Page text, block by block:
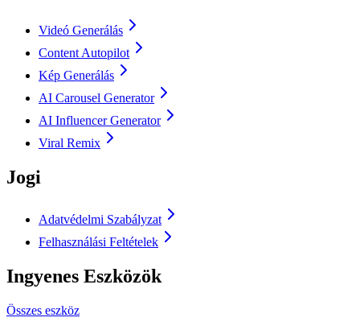
Videó Generálás
Content Autopilot
Kép Generálás
AI Carousel Generator
AI Influencer Generator
Viral Remix
Jogi
Adatvédelmi Szabályzat
Felhasználási Feltételek
Ingyenes Eszközök
Összes eszköz